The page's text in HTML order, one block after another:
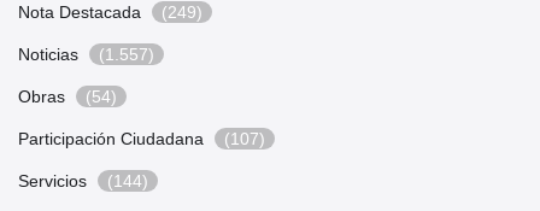
Nota Destacada (249)
Noticias (1.557)
Obras (54)
Participación Ciudadana (107)
Servicios (144)